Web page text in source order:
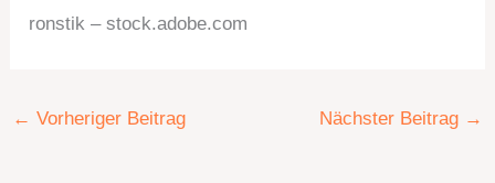
ronstik – stock.adobe.com
← Vorheriger Beitrag Nächster Beitrag →